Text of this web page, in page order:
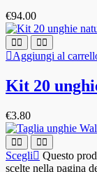
€94.00
Aggiungi al
Kit 20
€3.80
Scegli
Questo
scelte nella pagina